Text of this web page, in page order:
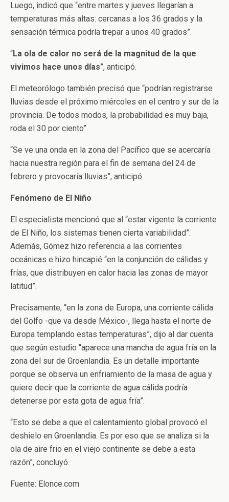
Luego, indicó que “entre martes y jueves llegarían a
temperaturas más altas: cercanas a los 36 grados y la
sensación térmica podría trepar a unos 40 grados”.
“La ola de calor no será de la magnitud de la que
vivimos hace unos días”, anticipó.
El meteorólogo también precisó que “podrían registrarse
lluvias desde el próximo miércoles en el centro y sur de la
provincia. De todos modos, la probabilidad es muy baja,
roda el 30 por ciento”.
“Se ve una onda en la zona del Pacífico que se acercaría
hacia nuestra región para el fin de semana del 24 de
febrero y provocaría lluvias”, anticipó.
Fenómeno de El Niño
El especialista mencionó que al “estar vigente la corriente
de El Niño, los sistemas tienen cierta variabilidad”.
Además, Gómez hizo referencia a las corrientes
oceánicas e hizo hincapié “en la conjunción de cálidas y
frías, que distribuyen en calor hacia las zonas de mayor
latitud”.
Precisamente, “en la zona de Europa, una corriente cálida
del Golfo -que va desde México-, llega hasta el norte de
Europa templando estas temperaturas”, dijo al dar cuenta
que según estudio “aparece una mancha de agua fría en la
zona del sur de Groenlandia. Es un detalle importante
porque se observa un enfriamiento de la masa de agua y
quiere decir que la corriente de agua cálida podría
detenerse por esta gota de agua fría”.
“Esto se debe a que el calentamiento global provocó el
deshielo en Groenlandia. Es por eso que se analiza si la
ola de aire frio en el viejo continente se debe a esta
razón”, concluyó.
Fuente: Elonce.com